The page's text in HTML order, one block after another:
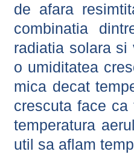
de afara
combinatia
radiatia solara si
o umiditatea
mica decat
crescuta face ca
temperatura
util sa aflam